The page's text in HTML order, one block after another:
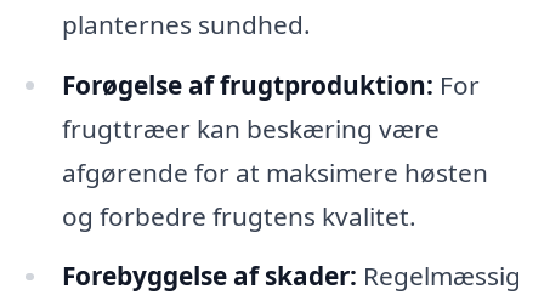
planternes sundhed.
Forøgelse af frugtproduktion: For
frugttræer kan beskæring være
afgørende for at maksimere høsten
og forbedre frugtens kvalitet.
Forebyggelse af skader: Regelmæssig